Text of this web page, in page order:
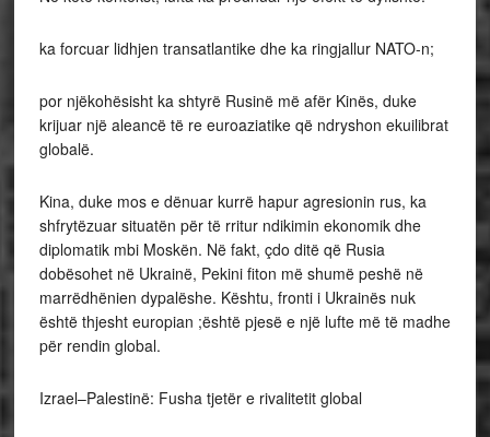
ka forcuar lidhjen transatlantike dhe ka ringjallur NATO-n;
por njëkohësisht ka shtyrë Rusinë më afër Kinës, duke
krijuar një aleancë të re euroaziatike që ndryshon ekuilibrat
globalë.
Kina, duke mos e dënuar kurrë hapur agresionin rus, ka
shfrytëzuar situatën për të rritur ndikimin ekonomik dhe
diplomatik mbi Moskën. Në fakt, çdo ditë që Rusia
dobësohet në Ukrainë, Pekini fiton më shumë peshë në
marrëdhënien dypalëshe. Kështu, fronti i Ukrainës nuk
është thjesht europian ;është pjesë e një lufte më të madhe
për rendin global.
Izrael–Palestinë: Fusha tjetër e rivalitetit global